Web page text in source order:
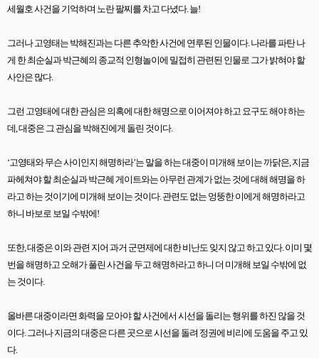
세월호 사건을 기억하며 노란 팔찌를 차고 다녔다.늘!
그러나 고영태는 박해진과는 다른 추악한 사건에 연루된 인물이다.나라를 파탄 나
게 한 최순실과 박근혜의 종교적 인형놀이에 밀접히 관련된 인물로 그가 밝혀야 할
사안은 많다.
그런 고영태에 대한 관심은 의혹에 대한 해명으로 이어져야 하고 요구도 해야 하는
데,대중은 그 관심을 박해진에게 돌린 것이다.
‘고영태와 무슨 사이인지 해명하라’는 말을 하는 대중이 미개해 보이는 까닭은,지금
파헤쳐야 할 최순실과 박근혜 게이트와는 아무런 관계가 없는 것에 대해 해명을 하
라고 하는 것이기에 미개해 보이는 것이다.관련도 없는 엉뚱한 이에게 해명하라고
하니 바보로 보일 수밖에!
또한,대중은 이와 관련 지어 과거 군면제에 대한 비난도 잊지 않고 하고 있다.이미 몇
번을 해명하고 오해가 풀린 사건을 두고 해명하라고 하니 더 미개해 보일 수밖에 없
는 것이다.
올바른 대중이라면 화력을 모아야 할 사건에서 시선을 돌리는 행위를 하진 않을 것
이다.그러나 지금의 대중은 다른 곳으로 시선을 돌려 정권에 비리에 도움을 주고 있
다.